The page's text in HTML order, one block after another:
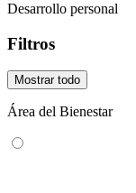
Desarrollo personal
Filtros
Mostrar todo
Área del Bienestar